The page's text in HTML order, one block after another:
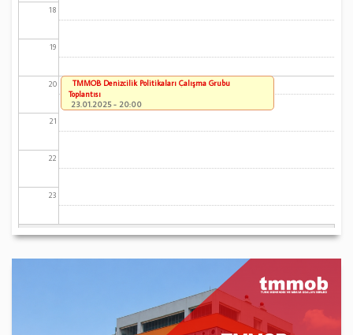
18
19
20
21
22
23
TMMOB Denizcilik Politikaları Çalışma Grubu
Toplantısı
23.01.2025 - 20:00